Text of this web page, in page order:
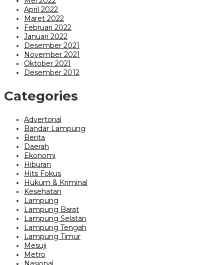
April 2022
Maret 2022
Februari 2022
Januari 2022
Desember 2021
November 2021
Oktober 2021
Desember 2012
Categories
Advertorial
Bandar Lampung
Berita
Daerah
Ekonomi
Hiburan
Hits Fokus
Hukum & Kriminal
Kesehatan
Lampung
Lampung Barat
Lampung Selatan
Lampung Tengah
Lampung Timur
Mesuji
Metro